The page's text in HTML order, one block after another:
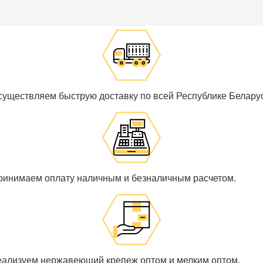
быструю доставку по всей Республике
оплату наличным и безналичным расчетом.
нержавеющий крепеж оптом и мелким оптом.